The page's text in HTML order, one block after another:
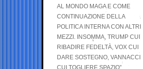
AL MONDO MAGA E COME
CONTINUAZIONE DELLA
POLITICA INTERNA CON ALTRI
MEZZI. INSOMMA, TRUMP CUI
RIBADIRE FEDELTÀ, VOX CUI
DARE SOSTEGNO, VANNACCI
CUI TOGLIERE SPAZIO”